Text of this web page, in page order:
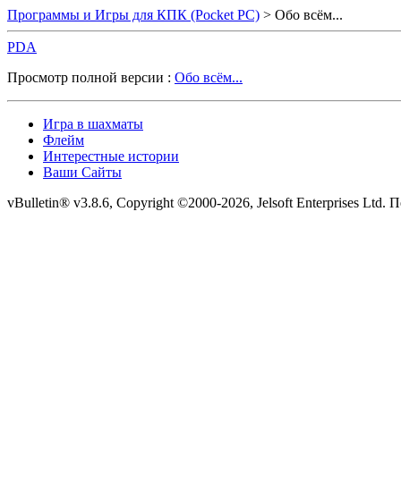
Программы и Игры для КПК (Pocket PC) > Обо всём...
PDA
Просмотр полной версии : Обо всём...
Игра в шахматы
Флейм
Интерестные истории
Ваши Сайты
vBulletin® v3.8.6, Copyright ©2000-2026, Jelsoft Enterprises Ltd.